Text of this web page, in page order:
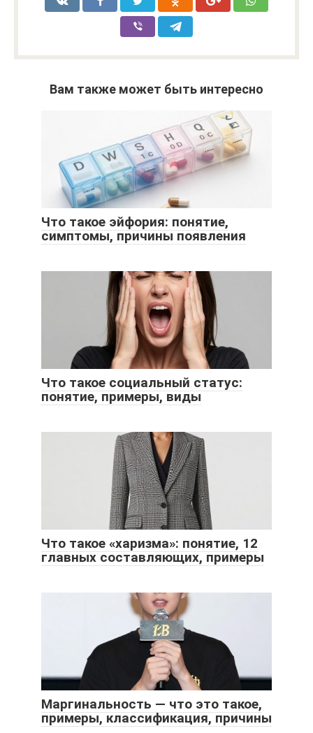
Вам также может быть интересно
Что такое эйфория: понятие,
симптомы, причины появления
Что такое социальный статус:
понятие, примеры, виды
Что такое «харизма»: понятие, 12
главных составляющих, примеры
Маргинальность — что это такое,
примеры, классификация, причины